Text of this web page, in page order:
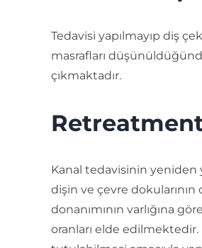
Tedavisi yapılmayıp diş
masrafları
çıkmaktadır.
Kanal tedavisinin yeniden
dişin ve çevre dokularının
donanımının varlığına
oranları elde edilmektedir.